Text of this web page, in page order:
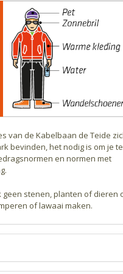
van de Kabelbaan de Teide
bevinden, het nodig is om je te
en normen met
stenen, planten of dieren
of lawaai maken.